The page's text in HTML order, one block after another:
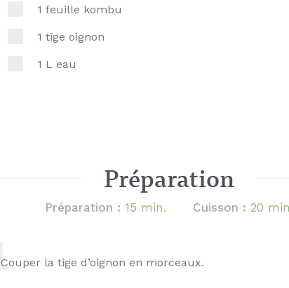
1 feuille kombu
1 tige oignon
1 L eau
Préparation
Préparation :15 min. Cuisson :20
Couper la tige d’oignon en morceaux.